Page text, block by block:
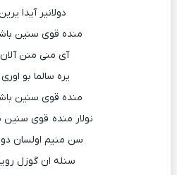
دولانیر آیدا
منده قوی سنین
آی منی منن
یره سالما بو
منده قوی سنین
نولار منده قوی سنین
سن منیم اولسان
سنله ان گوزل